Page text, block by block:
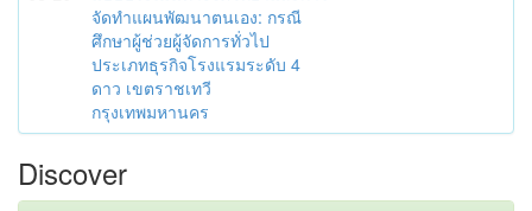
จัดทำแผนพัฒนาตนเอง: กรณี
ศึกษาผู้ช่วยผู้จัดการทั่วไป
ประเภทธุรกิจโรงแรมระดับ 4
ดาว เขตราชเทวี
กรุงเทพมหานคร
Discover